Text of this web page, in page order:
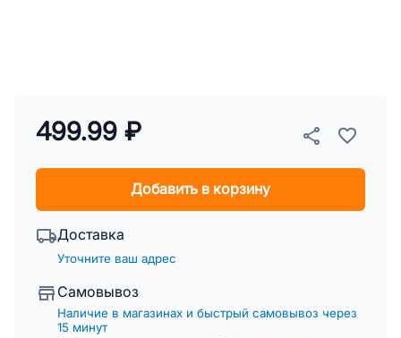
499.99 ₽
Добавить в корзину
Доставка
Уточните ваш адрес
Самовывоз
Наличие в магазинах и быстрый самовывоз через
15 минут